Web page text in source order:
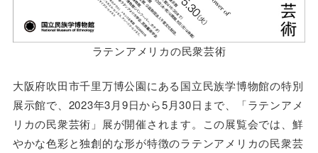
ラテンアメリカの民衆芸術
大阪府吹田市千里万博公園にある国立民族学博物館の特別
展示館で、2023年3月9日から5月30日まで、「ラテンアメ
リカの民衆芸術」展が開催されます。この展覧会では、鮮
やかな色彩と独創的な形が特徴のラテンアメリカの民衆芸